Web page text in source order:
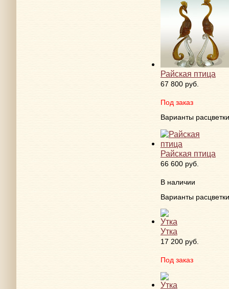
Райская птица
67 800 руб.
Под заказ
Варианты расцветки
Райская птица
66 600 руб.
В наличии
Варианты расцветки
Утка
17 200 руб.
Под заказ